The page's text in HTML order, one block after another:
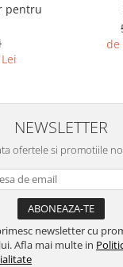
pentru
de
NEWSLETTER
ofertele si promotiile
newsletter cu
Afla mai multe in